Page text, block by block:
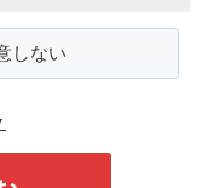
しない